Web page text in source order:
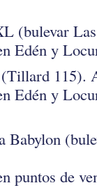
(bulevar
Edén y
115).
Edén y
Babylon
puntos de